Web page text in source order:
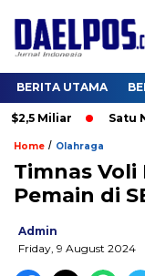
BERITA UTAMA
Miliar Satu
Home / Olahraga
Timnas
Pemain di
Admin
Friday, 9 August 2024